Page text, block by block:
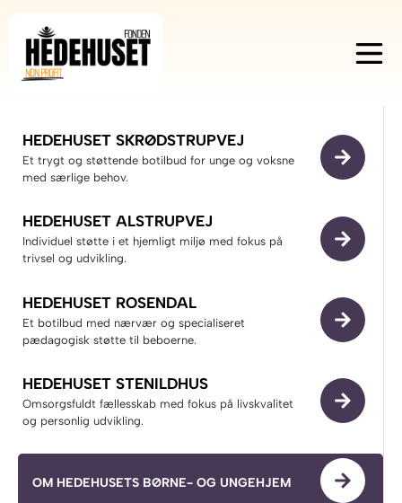
​HEDEHUSET SKRØDSTRUPVEJ​
Et trygt og støttende botilbud for unge og voksne
med særlige behov.
HEDEHUSET ALSTRUPVEJ​
Individuel støtte i et hjemligt miljø med fokus på
trivsel og udvikling.
HEDEHUSET ROSENDAL
Et botilbud med nærvær og specialiseret
pædagogisk støtte til beboerne.
HEDEHUSET STENILDHUS
Omsorgsfuldt fællesskab med fokus på livskvalitet
og personlig udvikling.
OM HEDEHUSETS BØRNE- OG UNGEHJEM